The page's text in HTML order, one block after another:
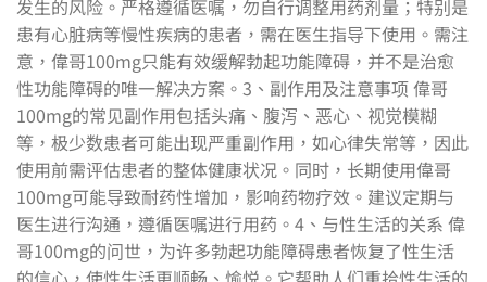
发生的风险。严格遵循医嘱，勿自行调整用药剂量；特别是
患有心脏病等慢性疾病的患者，需在医生指导下使用。需注
意，偉哥100mg只能有效缓解勃起功能障碍，并不是治愈
性功能障碍的唯一解决方案。3、副作用及注意事项 偉哥
100mg的常见副作用包括头痛、腹泻、恶心、视觉模糊
等，极少数患者可能出现严重副作用，如心律失常等，因此
使用前需评估患者的整体健康状况。同时，长期使用偉哥
100mg可能导致耐药性增加，影响药物疗效。建议定期与
医生进行沟通，遵循医嘱进行用药。4、与性生活的关系 偉
哥100mg的问世，为许多勃起功能障碍患者恢复了性生活